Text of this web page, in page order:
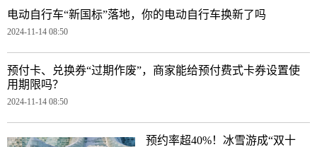
电动自行车“新国标”落地，你的电动自行车换新了吗
2024-11-14 08:50
预付卡、兑换券“过期作废”，商家能给预付费式卡券设置使
用期限吗？
2024-11-14 08:50
预约率超40%！冰雪游成“双十